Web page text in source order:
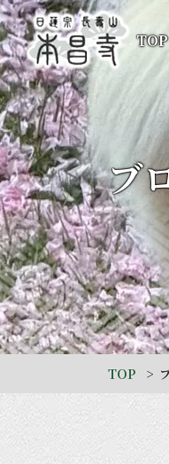
TOP
ブ
TOP